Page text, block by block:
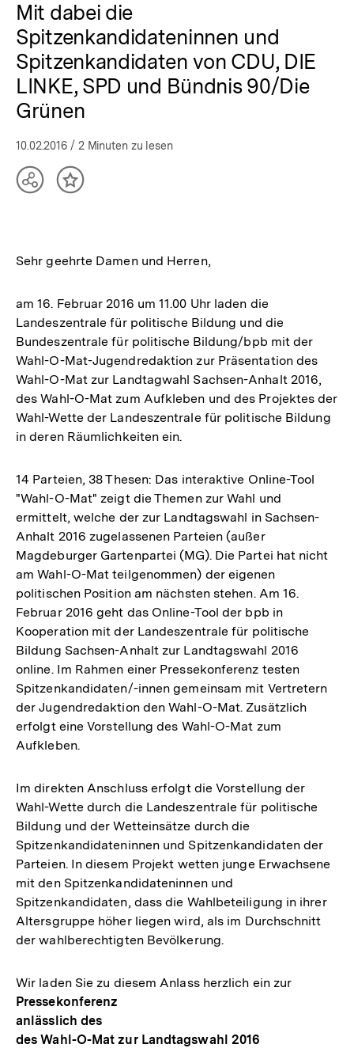
Mit dabei die
Spitzenkandidateninnen und
Spitzenkandidaten von CDU, DIE
LINKE, SPD und Bündnis 90/Die
Grünen
10.02.2016 / 2 Minuten zu lesen
TeilenInhalt
Sehr geehrte Damen und Herren,
am 16. Februar 2016 um 11.00 Uhr laden die
Landeszentrale für politische Bildung und die
Bundeszentrale für politische Bildung/bpb mit der
Wahl-O-Mat-Jugendredaktion zur Präsentation des
Wahl-O-Mat zur Landtagwahl Sachsen-Anhalt 2016,
des Wahl-O-Mat zum Aufkleben und des Projektes der
Wahl-Wette der Landeszentrale für politische Bildung
in deren Räumlichkeiten ein.
14 Parteien, 38 Thesen: Das interaktive Online-Tool
"Wahl-O-Mat" zeigt die Themen zur Wahl und
ermittelt, welche der zur Landtagswahl in Sachsen-
Anhalt 2016 zugelassenen Parteien (außer
Magdeburger Gartenpartei (MG). Die Partei hat nicht
am Wahl-O-Mat teilgenommen) der eigenen
politischen Position am nächsten stehen. Am 16.
Februar 2016 geht das Online-Tool der bpb in
Kooperation mit der Landeszentrale für politische
Bildung Sachsen-Anhalt zur Landtagswahl 2016
online. Im Rahmen einer Pressekonferenz testen
Spitzenkandidaten/-innen gemeinsam mit Vertretern
der Jugendredaktion den Wahl-O-Mat. Zusätzlich
erfolgt eine Vorstellung des Wahl-O-Mat zum
Aufkleben.
Im direkten Anschluss erfolgt die Vorstellung der
Wahl-Wette durch die Landeszentrale für politische
Bildung und der Wetteinsätze durch die
Spitzenkandidateninnen und Spitzenkandidaten der
Parteien. In diesem Projekt wetten junge Erwachsene
mit den Spitzenkandidateninnen und
Spitzenkandidaten, dass die Wahlbeteiligung in ihrer
Altersgruppe höher liegen wird, als im Durchschnitt
der wahlberechtigten Bevölkerung.
Wir laden Sie zu diesem Anlass herzlich ein zur
Pressekonferenz
anlässlich des
des Wahl-O-Mat zur Landtagswahl 2016